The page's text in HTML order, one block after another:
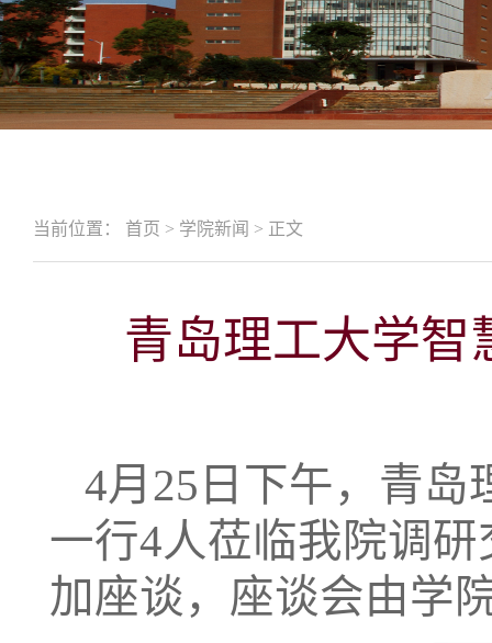
当前位置： 首页 > 学院新闻 > 正文
青岛理工大学智
4月25日下午，青岛
一行4人莅临我院调
加座谈，座谈会由学